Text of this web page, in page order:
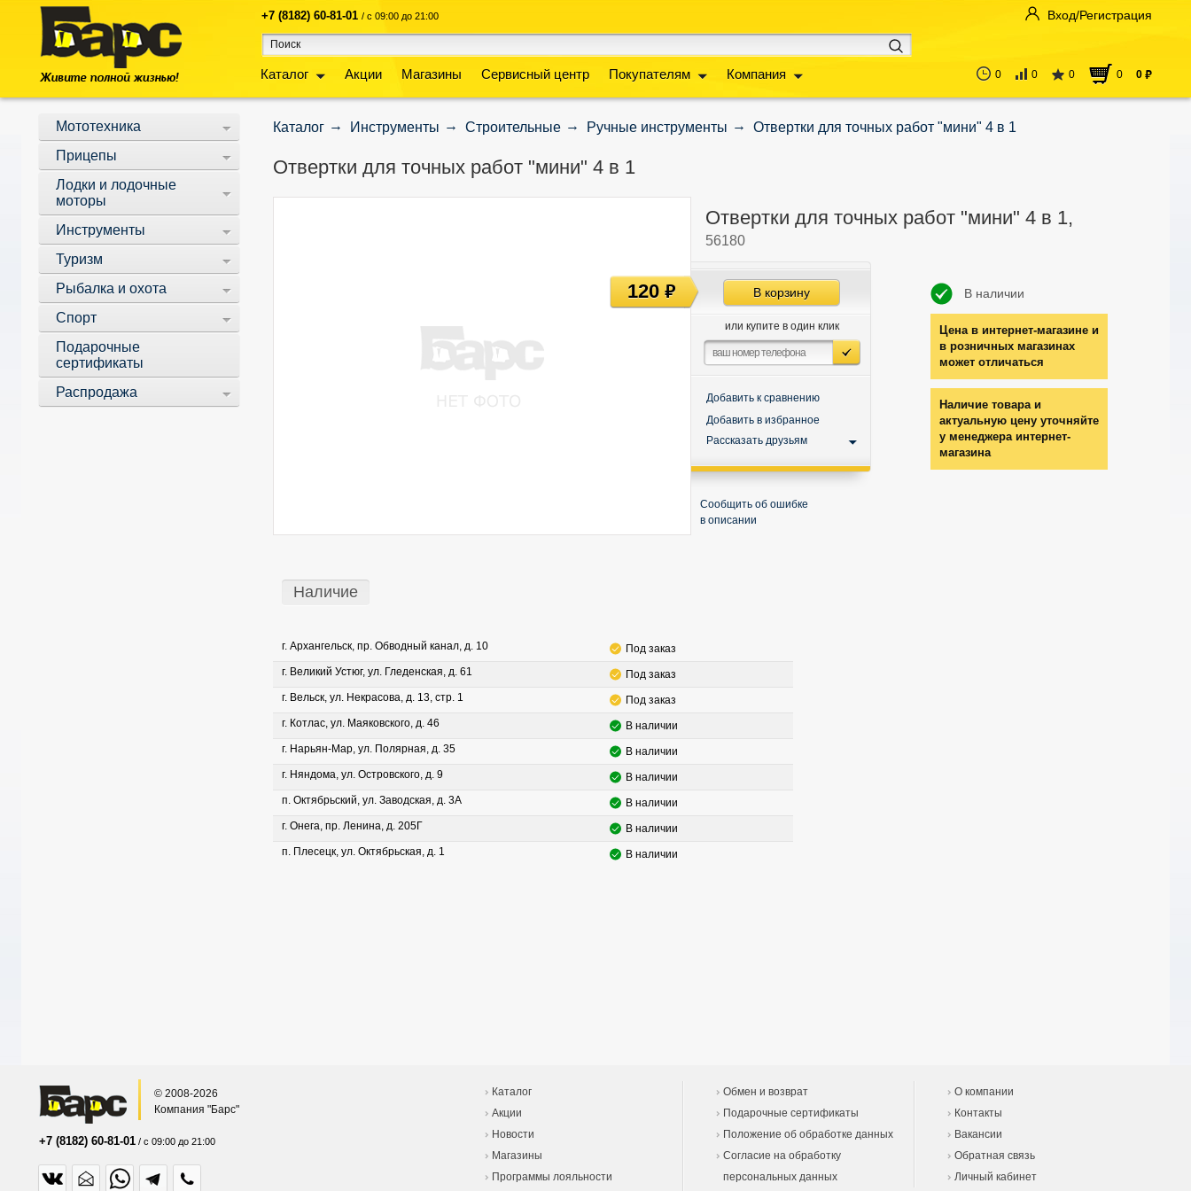
+7 (8182) 60-81-01 / с 09:00 до 21:00
Каталог Акции Магазины Сервисный центр Покупателям Компания
Вход/Регистрация
0 0 0 0 0 руб
Мототехника
Прицепы
Лодки и лодочные
моторы
Инструменты
Туризм
Рыбалка и охота
Спорт
Подарочные
сертификаты
Распродажа
Каталог Инструменты Строительные Ручные инструменты Отвертки для точных работ "мини" 4 в 1
Отвертки для точных работ "мини" 4 в 1
Отвертки для точных работ "мини" 4 в 1,
56180
В наличии
Цена в интернет-магазине и
в розничных магазинах
может отличаться
Наличие товара и
актуальную цену уточняйте
у менеджера интернет-
магазина
В корзину
или купите в один клик
Добавить к сравнению
Добавить в избранное
Рассказать друзьям
Сообщить об ошибке
в описании
120руб
Наличие
г. Архангельск, пр. Обводный канал, д. 10
Под заказ
г. Великий Устюг, ул. Гледенская, д. 61
Под заказ
г. Вельск, ул. Некрасова, д. 13, стр. 1
Под заказ
г. Котлас, ул. Маяковского, д. 46
В наличии
г. Нарьян-Мар, ул. Полярная, д. 35
В наличии
г. Няндома, ул. Островского, д. 9
В наличии
п. Октябрьский, ул. Заводская, д. 3А
В наличии
г. Онега, пр. Ленина, д. 205Г
В наличии
п. Плесецк, ул. Октябрьская, д. 1
В наличии
© 2008-2026
Компания "Барс"
+7 (8182) 60-81-01 / с 09:00 до 21:00
Каталог
Акции
Новости
Магазины
Программы лояльности
Обмен и возврат
Подарочные сертификаты
Положение об обработке данных
Согласие на обработку
персональных данных
О компании
Контакты
Вакансии
Обратная связь
Личный кабинет